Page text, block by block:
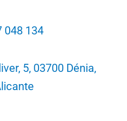
048 134
5, 03700 Dénia,